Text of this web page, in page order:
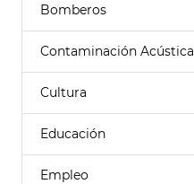
Bomberos
Contaminación Acústica
Cultura
Educación
Empleo